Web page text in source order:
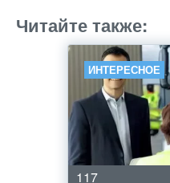
Читайте также:
ИНТЕРЕСНОЕ
117